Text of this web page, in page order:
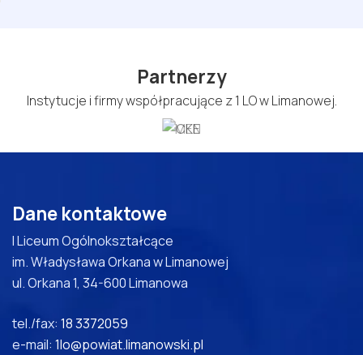
Partnerzy
Instytucje i firmy współpracujące z 1 LO w Limanowej.
Dane kontaktowe
I Liceum Ogólnokształcące
im. Władysława Orkana w Limanowej
ul. Orkana 1, 34-600 Limanowa
tel./fax: 18 3372059
e-mail: 1lo@powiat.limanowski.pl